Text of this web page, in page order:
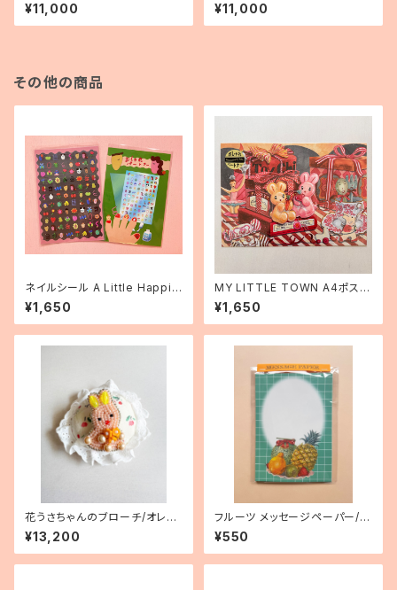
¥11,000 ¥11,000
その他の商品
ネイルシール A Little Happin
ess
¥1,650
MY LITTLE TOWN A4ポスタ
ー
¥1,650
花うさちゃんのブローチ/オレン
ジ
¥13,200
フルーツ メッセージペーパー/2
0枚セット
¥550